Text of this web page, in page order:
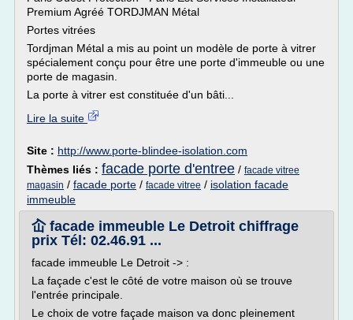
Premium Agréé TORDJMAN Métal
Portes vitrées
Tordjman Métal a mis au point un modèle de porte à vitrer
spécialement conçu pour être une porte d'immeuble ou une
porte de magasin.
La porte à vitrer est constituée d'un bâti...
Lire la suite
Site : http://www.porte-blindee-isolation.com
Thèmes liés : facade porte d'entree / facade vitree
magasin / facade porte / facade vitree / isolation facade
immeuble
屳 facade immeuble Le Detroit chiffrage
prix Tél: 02.46.91 ...
facade immeuble Le Detroit -> :
La façade c'est le côté de votre maison où se trouve
l'entrée principale.
Le choix de votre façade maison va donc pleinement